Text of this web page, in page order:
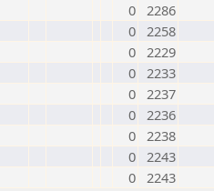
0 2286
0 2258
0 2229
0 2233
0 2237
0 2236
0 2238
0 2243
0 2243